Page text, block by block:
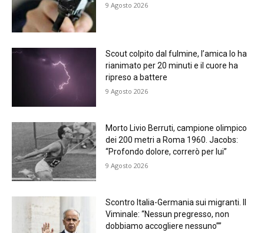
9 Agosto 2026
Scout colpito dal fulmine, l’amica lo ha
rianimato per 20 minuti e il cuore ha
ripreso a battere
9 Agosto 2026
Morto Livio Berruti, campione olimpico
dei 200 metri a Roma 1960. Jacobs:
“Profondo dolore, correrò per lui”
9 Agosto 2026
Scontro Italia-Germania sui migranti. Il
Viminale: “Nessun pregresso, non
dobbiamo accogliere nessuno””